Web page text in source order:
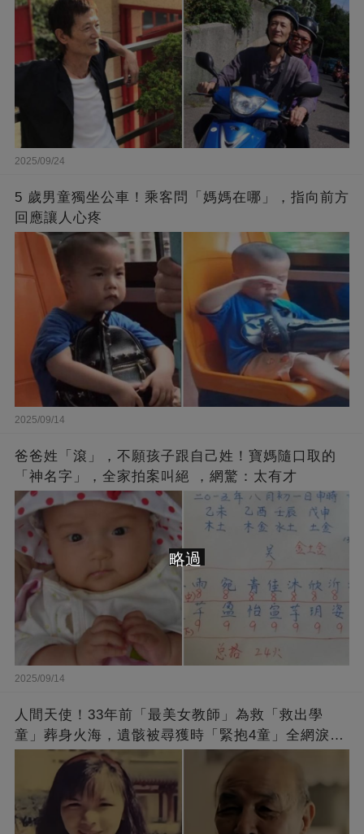
2025/09/24
5 歲男童獨坐公車！乘客問「媽媽在哪」，指向前方
回應讓人心疼
2025/09/14
爸爸姓「滾」，不願孩子跟自己姓！寶媽隨口取的
「神名字」，全家拍案叫絕 ，網驚：太有才
2025/09/14
人間天使！33年前「最美女教師」為救「救出學
童」葬身火海，遺骸被尋獲時「緊抱4童」全網淚
崩：真正的英雄不該被遺忘
略過